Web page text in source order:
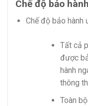
Chế độ bảo
Chế độ bảo hành
Tất cả
được
hành
thông
Toàn